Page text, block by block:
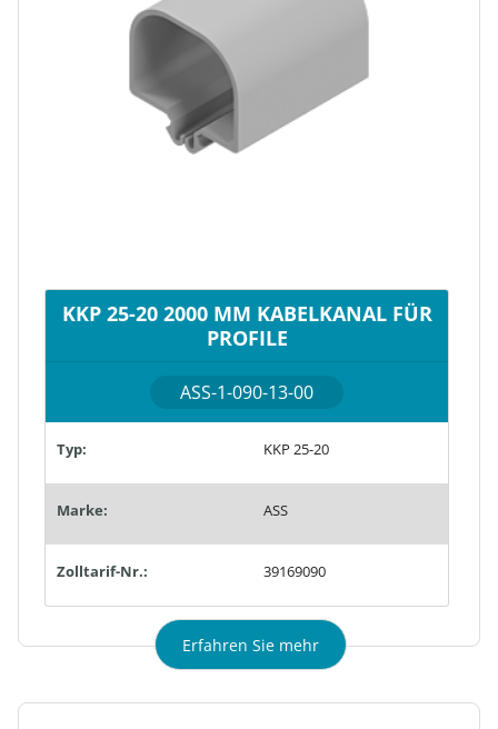
KKP 25-20 2000 MM KABELKANAL FÜR
PROFILE
ASS-1-090-13-00
Typ: KKP 25-20
Marke: ASS
Zolltarif-Nr.: 39169090
Erfahren Sie mehr